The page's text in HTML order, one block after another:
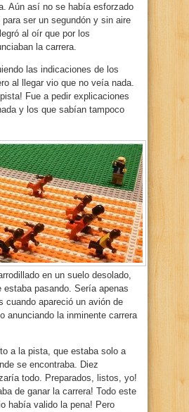
Aún así no se había esforzado
ser un segundón y sin aire
al oír que por los
la carrera.
las indicaciones de los
al llegar vio que no veía nada.
Fue a pedir explicaciones
y los que sabían tampoco
en un suelo desolado,
estaba pasando. Sería apenas
cuando apareció un avión de
anunciando la inminente carrera
a la pista, que estaba solo a
se encontraba. Diez
todo. Preparados, listos, yo!
de ganar la carrera! Todo este
había valido la pena! Pero